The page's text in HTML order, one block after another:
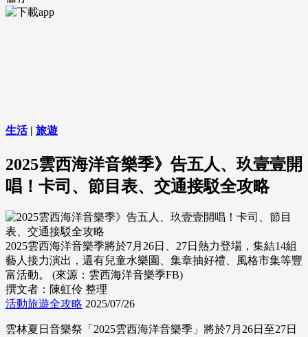
生活| 旅遊
2025雲西海洋音樂季》告五人、玖壹壹開
唱！卡司、節目表、交通接駁全攻略
2025雲西海洋音樂季將於7月26日、27日熱力登場，集結14組
藝人接力演出，還有兒童水樂園、集章抽好禮、風格市集等豐
富活動。 (來源：雲西海洋音樂季FB)
撰文者：陳虹伶 整理
活動旅遊全攻略 2025/07/26
雲林夏日音樂祭「2025雲西海洋音樂季」將於7月26日至27日